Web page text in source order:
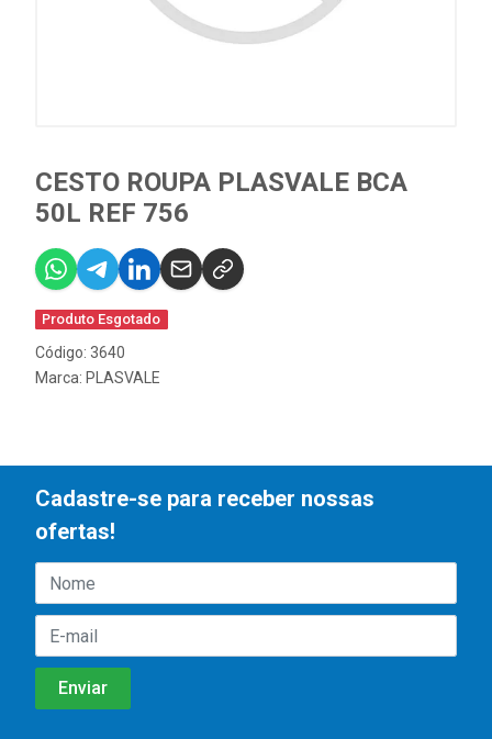
CESTO ROUPA PLASVALE BCA
50L REF 756
Produto Esgotado
Código: 3640
Marca: PLASVALE
Cadastre-se para receber nossas
ofertas!